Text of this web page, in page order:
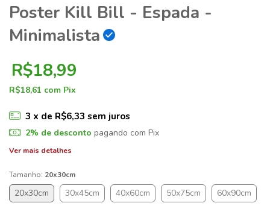
Poster Kill Bill - Espada -
Minimalista
R$18,99
R$18,61 com Pix
3 x de R$6,33 sem juros
2% de desconto pagando com Pix
Ver mais detalhes
Tamanho: 20x30cm
20x30cm 30x45cm 40x60cm 50x75cm 60x90cm